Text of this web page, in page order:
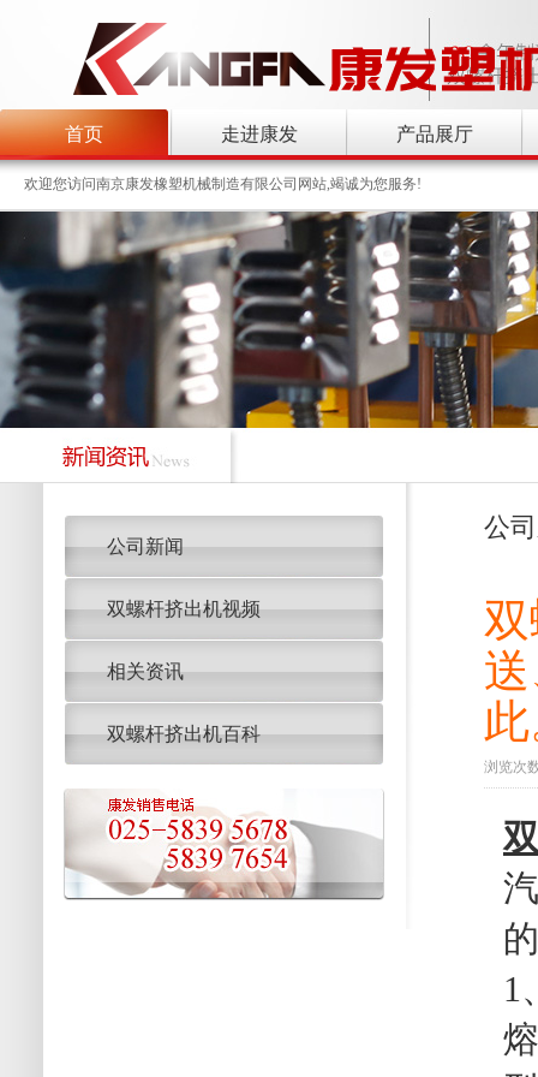
首页
欢迎您访问南京康发橡塑机械制造有限公司网站,竭诚为您服务!
走进康发 产品展厅
公司新闻
双螺杆挤出机视频
相关资讯
双螺杆挤出机百科
公
浏览次
1